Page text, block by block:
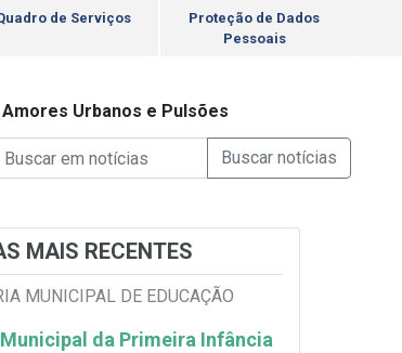
de Serviços
Proteção de Dados
Pessoais
Urbanos e Pulsões
Campo de Busca de Notícias
Campo de Busca de informaçõesEnviar a Busca de
MAIS RECENTES
MUNICIPAL DE EDUCAÇÃO
da Primeira Infância